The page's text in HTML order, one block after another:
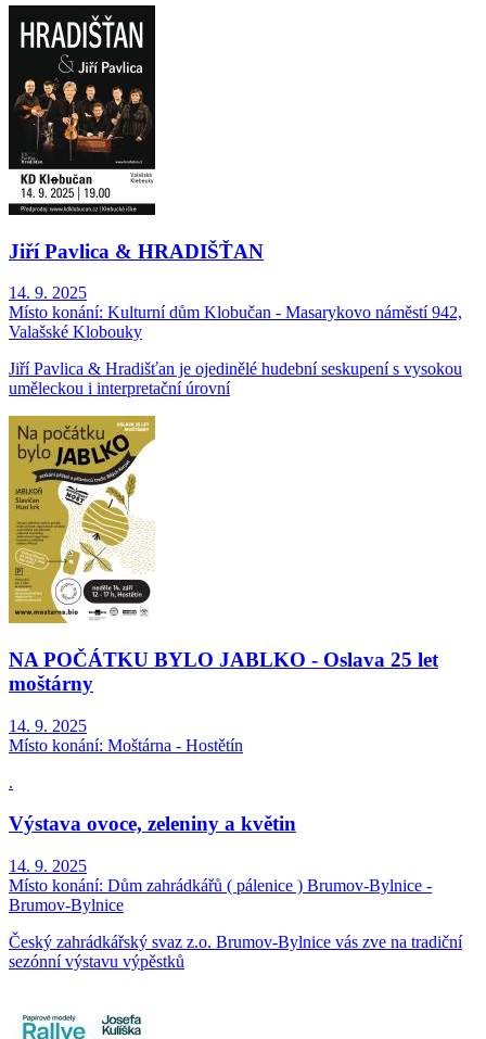
Jiří Pavlica & HRADIŠŤAN
14. 9. 2025
Místo konání: Kulturní dům Klobučan - Masarykovo náměstí 942,
Valašské Klobouky
Jiří Pavlica & Hradišťan je ojedinělé hudební seskupení s vysokou
uměleckou i interpretační úrovní
NA POČÁTKU BYLO JABLKO - Oslava 25 let
moštárny
14. 9. 2025
Místo konání: Moštárna - Hostětín
.
Výstava ovoce, zeleniny a květin
14. 9. 2025
Místo konání: Dům zahrádkářů ( pálenice ) Brumov-Bylnice -
Brumov-Bylnice
Český zahrádkářský svaz z.o. Brumov-Bylnice vás zve na tradiční
sezónní výstavu výpěstků